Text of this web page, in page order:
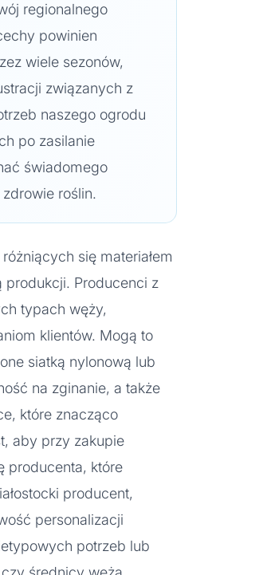
regionalnego
powinien
wiele sezonów,
związanych z
naszego ogrodu
po zasilanie
świadomego
roślin.
się materiałem
produkcji. Producenci z
typach węży,
klientów. Mogą to
siatką nylonową lub
na zginanie, a także
które znacząco
aby przy zakupie
producenta, które
producent,
personalizacji
potrzeb lub